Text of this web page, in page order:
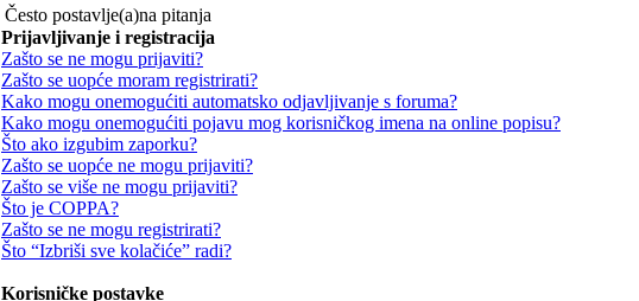
Često postavlje(a)na pitanja
Prijavljivanje i registracija
Zašto se ne mogu prijaviti?
Zašto se uopće moram registrirati?
Kako mogu onemogućiti automatsko odjavljivanje s foruma?
Kako mogu onemogućiti pojavu mog korisničkog imena na online popisu?
Što ako izgubim zaporku?
Zašto se uopće ne mogu prijaviti?
Zašto se više ne mogu prijaviti?
Što je COPPA?
Zašto se ne mogu registrirati?
Što “Izbriši sve kolačiće” radi?
Korisničke postavke